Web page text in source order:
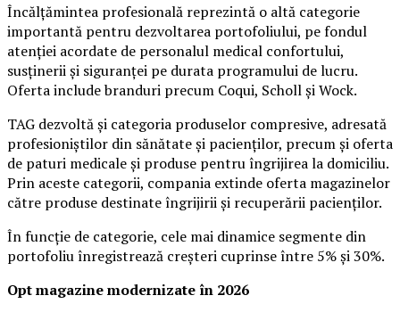
Încălțămintea profesională reprezintă o altă categorie
importantă pentru dezvoltarea portofoliului, pe fondul
atenției acordate de personalul medical confortului,
susținerii și siguranței pe durata programului de lucru.
Oferta include branduri precum Coqui, Scholl și Wock.
TAG dezvoltă și categoria produselor compresive, adresată
profesioniștilor din sănătate și pacienților, precum și oferta
de paturi medicale și produse pentru îngrijirea la domiciliu.
Prin aceste categorii, compania extinde oferta magazinelor
către produse destinate îngrijirii și recuperării pacienților.
În funcție de categorie, cele mai dinamice segmente din
portofoliu înregistrează creșteri cuprinse între 5% și 30%.
Opt magazine modernizate în 2026